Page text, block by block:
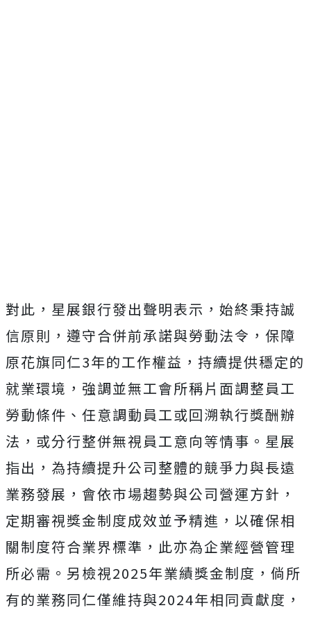
對此，星展銀行發出聲明表示，始終秉持誠
信原則，遵守合併前承諾與勞動法令，保障
原花旗同仁3年的工作權益，持續提供穩定的
就業環境，強調並無工會所稱片面調整員工
勞動條件、任意調動員工或回溯執行獎酬辦
法，或分行整併無視員工意向等情事。 星展
指出，為持續提升公司整體的競爭力與長遠
業務發展，會依市場趨勢與公司營運方針，
定期審視獎金制度成效並予精進，以確保相
關制度符合業界標準，此亦為企業經營管理
所必需。另檢視2025年業績獎金制度，倘所
有的業務同仁僅維持與2024年相同貢獻度，